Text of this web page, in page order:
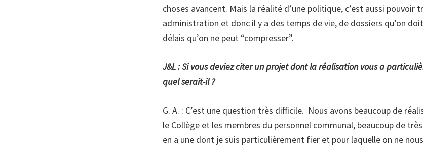
choses avancent. Mais la réalité d’une politique, c’est aussi pouvoir
administration et donc il y a des temps de vie, de dossiers qu’on
délais qu’on ne peut “compresser”.
J&L : Si vous deviez citer un projet dont la réalisation vous a
quel serait-il ?
G. A. : C’est une question très difficile. Nous avons beaucoup de
le Collège et les membres du personnel communal, beaucoup de
en a une dont je suis particulièrement fier et pour laquelle on ne